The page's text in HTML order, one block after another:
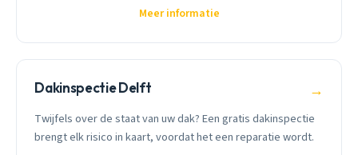
Meer informatie
Dakinspectie Delft →
Twijfels over de staat van uw dak? Een gratis dakinspectie
brengt elk risico in kaart, voordat het een reparatie wordt.